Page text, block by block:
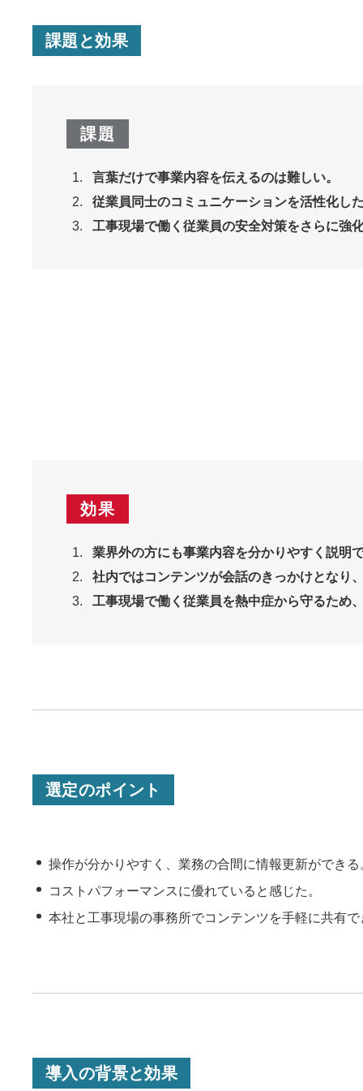
課題と効果
課題
言葉だけで事業内容を伝えるのは難しい。
従業員同士のコミュニケーションを活性化した
工事現場で働く従業員の安全対策をさらに強化
効果
業界外の方にも事業内容を分かりやすく説明
社内ではコンテンツが会話のきっかけとなり
工事現場で働く従業員を熱中症から守るため
選定のポイント
・ 操作が分かりやすく、業務の合間に情報更新ができる
・
コストパフォーマンスに優れていると感じた。
・ 本社と工事現場の事務所でコンテンツを手軽に共有で
導入の背景と効果